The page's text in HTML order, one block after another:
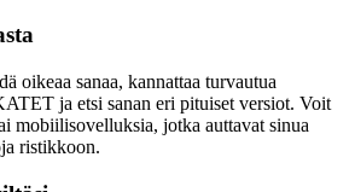
oikeaa sanaa, kannattaa turvautua
ja etsi sanan eri pituiset versiot. Voit
mobiilisovelluksia, jotka auttavat sinua
ristikkoon.